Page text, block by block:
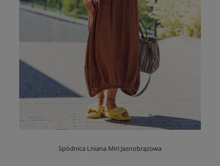
Spódnica Lniana Miri Jasnobrązowa